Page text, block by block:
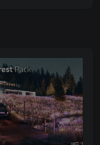
添加到项目列
经过简化和改
及更多改进。